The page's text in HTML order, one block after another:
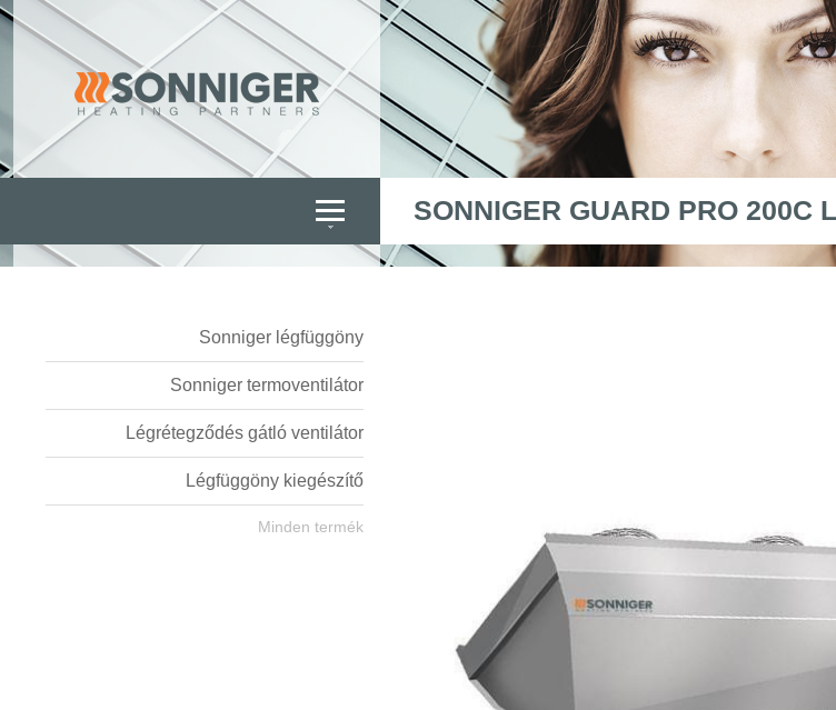
SONNIGER GUARD PRO 200C
Sonniger légfüggöny
Sonniger termoventilátor
Légrétegződés gátló ventilátor
Légfüggöny kiegészítő
Minden termék